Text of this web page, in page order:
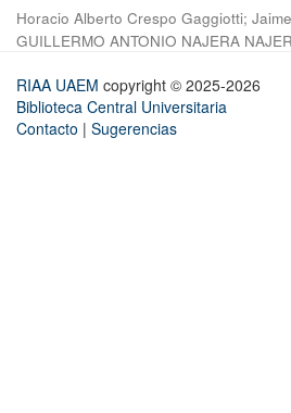
Horacio Alberto Crespo Gaggiotti;
GUILLERMO ANTONIO NAJERA
RIAA UAEM copyright © 2025-2026
Biblioteca Central Universitaria
Contacto | Sugerencias